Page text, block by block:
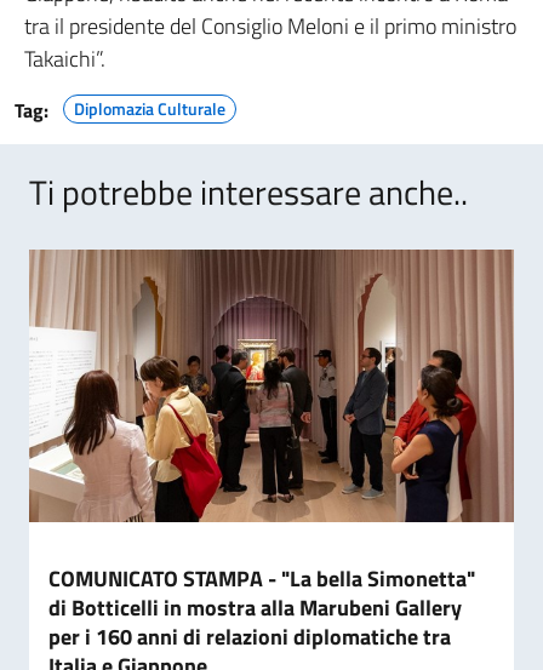
tra il presidente del Consiglio Meloni e il primo ministro
Takaichi”.
Tag: Diplomazia Culturale
Ti potrebbe interessare anche..
COMUNICATO STAMPA - "La bella Simonetta"
di Botticelli in mostra alla Marubeni Gallery
per i 160 anni di relazioni diplomatiche tra